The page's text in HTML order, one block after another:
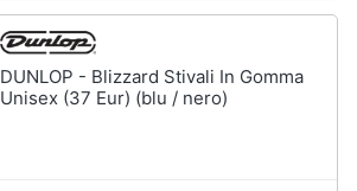
DUNLOP - Blizzard Stivali In Gomma
Unisex (37 Eur) (blu / nero)